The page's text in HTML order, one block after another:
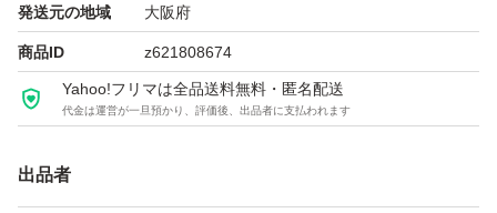
※お値下げ不可
＊発送方法 おてがる配送
（ゆうパケットポストmini：匿名配送：追跡有）
【ブランド】KOSE コーセーコスメポート GRACE ONE
発送元の地域 大阪府
商品ID z621808674
Yahoo!フリマは全品送料無料・匿名配送
代金は運営が一旦預かり、評価後、出品者に支払われます
出品者